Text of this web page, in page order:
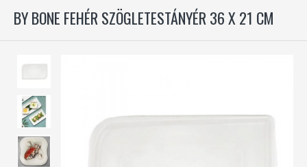
BY BONE FEHÉR SZÖGLETESTÁNYÉR 36 X 21 CM